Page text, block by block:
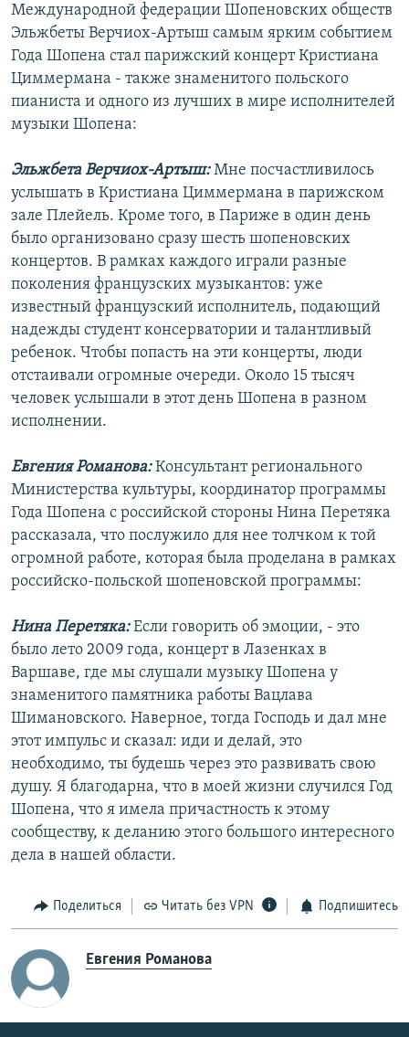
Международной федерации Шопеновских обществ
Эльжбеты Верчиох-Артыш самым ярким событием
Года Шопена стал парижский концерт Кристиана
Циммермана - также знаменитого польского
пианиста и одного из лучших в мире исполнителей
музыки Шопена:
Эльжбета Верчиох-Артыш:Мне посчастливилось
услышать в Кристиана Циммермана в парижском
зале Плейель. Кроме того, в Париже в один день
было организовано сразу шесть шопеновских
концертов. В рамках каждого играли разные
поколения французских музыкантов: уже
известный французский исполнитель, подающий
надежды студент консерватории и талантливый
ребенок. Чтобы попасть на эти концерты, люди
отстаивали огромные очереди. Около 15 тысяч
человек услышали в этот день Шопена в разном
исполнении.
Евгения Романова:Консультант регионального
Министерства культуры, координатор программы
Года Шопена с российской стороны Нина Перетяка
рассказала, что послужило для нее толчком к той
огромной работе, которая была проделана в рамках
российско-польской шопеновской программы:
Нина Перетяка:Если говорить об эмоции, - это
было лето 2009 года, концерт в Лазенках в
Варшаве, где мы слушали музыку Шопена у
знаменитого памятника работы Вацлава
Шимановского. Наверное, тогда Господь и дал мне
этот импульс и сказал: иди и делай, это
необходимо, ты будешь через это развивать свою
душу. Я благодарна, что в моей жизни случился Год
Шопена, что я имела причастность к этому
сообществу, к деланию этого большого интересного
дела в нашей области.
Поделиться Читать без VPN Подпишитесь
Евгения Романова